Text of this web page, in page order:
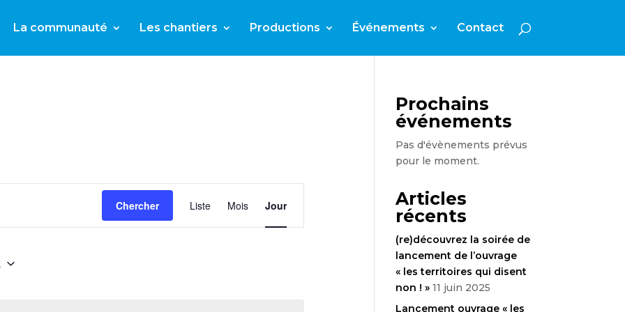
La communauté Les chantiers Productions Événements Contact
Chercher Liste Mois Jour
Prochains
événements
Pas d'évènements prévus
pour le moment.
Articles
récents
(re)découvrez la soirée de
lancement de l’ouvrage
« les territoires qui disent
non ! » 11 juin 2025
Lancement ouvrage « les